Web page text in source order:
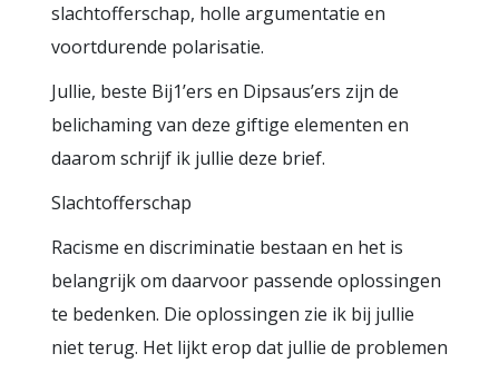
slachtofferschap, holle argumentatie en
voortdurende polarisatie.
Jullie, beste Bij1’ers en Dipsaus’ers zijn de
belichaming van deze giftige elementen en
daarom schrijf ik jullie deze brief.
Slachtofferschap
Racisme en discriminatie bestaan en het is
belangrijk om daarvoor passende oplossingen
te bedenken. Die oplossingen zie ik bij jullie
niet terug. Het lijkt erop dat jullie de problemen